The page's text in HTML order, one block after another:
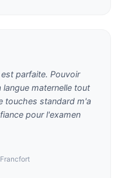
parfaite. Pouvoir
maternelle tout
touches standard m'a
pour l'examen